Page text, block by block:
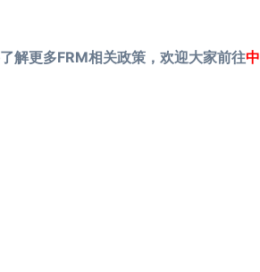
更多FRM相关政策，欢迎大家前往中